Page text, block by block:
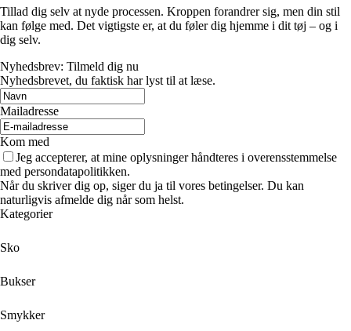
Tillad dig selv at nyde processen. Kroppen forandrer sig, men din stil
kan følge med. Det vigtigste er, at du føler dig hjemme i dit tøj – og i
dig selv.
Nyhedsbrev: Tilmeld dig nu
Nyhedsbrevet, du faktisk har lyst til at læse.
Mailadresse
Kom med
Jeg accepterer, at mine oplysninger håndteres i overensstemmelse
med persondatapolitikken.
Når du skriver dig op, siger du ja til vores betingelser. Du kan
naturligvis afmelde dig når som helst.
Kategorier
Sko
Bukser
Smykker